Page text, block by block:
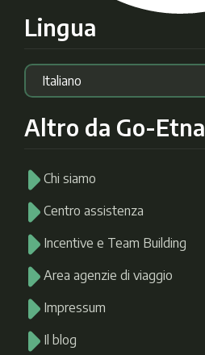
Lingua
Altro da Go-Etna
Chi siamo
Centro assistenza
Incentive e Team Building
Area agenzie di viaggio
Impressum
Il blog